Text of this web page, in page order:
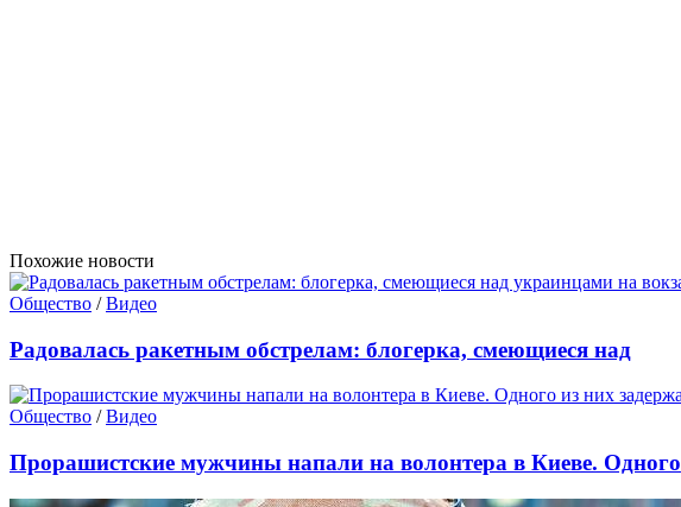
Похожие новости
Общество /Видео
Радовалась ракетным обстрелам: блогерка, смеющиеся над
Общество /Видео
Прорашистские мужчины напали на волонтера в Киеве. Одного